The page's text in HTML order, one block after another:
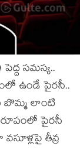
సమస్య..
ఉండే పైరసీ..
బొమ్మ లాంటి
రూపంలో పైరసీ
తీవ్ర